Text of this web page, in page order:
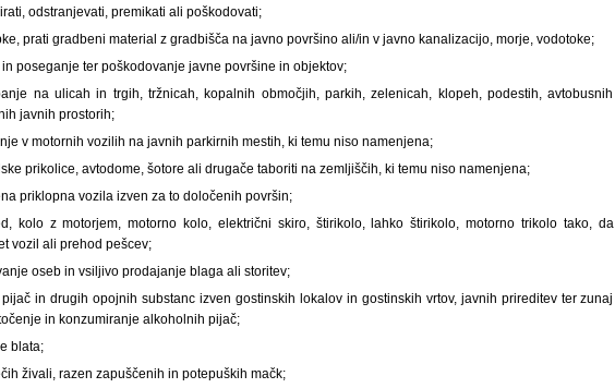
odstranjevati, premikati ali poškodovati;
prati gradbeni material z gradbišča na javno površino ali/in v javno kanalizacijo, morje, vodotoke;
poseganje ter poškodovanje javne površine in objektov;
na ulicah in trgih, tržnicah, kopalnih območjih, parkih, zelenicah, klopeh, podestih, avtobusnih
javnih prostorih;
v motornih vozilih na javnih parkirnih mestih, ki temu niso namenjena;
prikolice, avtodome, šotore ali drugače taboriti na zemljiščih, ki temu niso namenjena;
priklopna vozila izven za to določenih površin;
kolo z motorjem, motorno kolo, električni skiro, štirikolo, lahko štirikolo, motorno trikolo tako, da
vozil ali prehod pešcev;
oseb in vsiljivo prodajanje blaga ali storitev;
in drugih opojnih substanc izven gostinskih lokalov in gostinskih vrtov, javnih prireditev ter zunaj
in konzumiranje alkoholnih pijač;
blata;
živali, razen zapuščenih in potepuških mačk;